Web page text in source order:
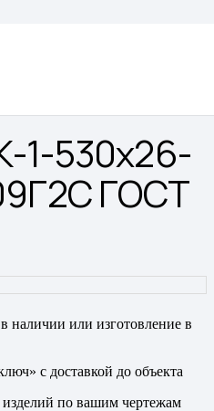
1-530х26-
ГОСТ
наличии или изготовление в
с доставкой до объекта
изделий по вашим чертежам